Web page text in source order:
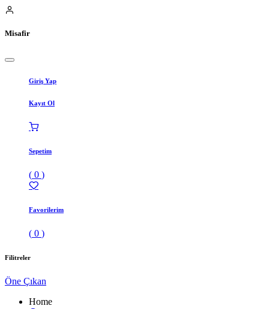
Misafir
Giriş Yap
Kayıt Ol
Sepetim
( 0 )
Favorilerim
( 0 )
Filitreler
Öne Çıkan
Home